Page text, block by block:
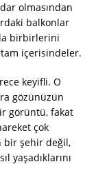
olmasından
balkonlar
birbirlerini
içerisindeler.
keyifli. O
gözünüzün
görüntü, fakat
çok
bir şehir değil,
yaşadıklarını